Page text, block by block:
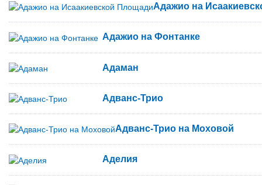
Адажио на
Адажио на Фонтанке
Адаман
Адванс-Трио
Адванс-Трио на Моховой
Аделия